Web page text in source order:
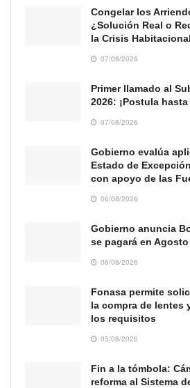
Congelar los
¿Solución Real o
la Crisis
07/08/2026
Primer llamado al
2026: ¡Postula hasta
07/08/2026
Gobierno evalúa
Estado de
con apoyo de las
06/08/2026
Gobierno anuncia
se pagará en Agosto
06/08/2026
Fonasa permite
la compra de lentes
los requisitos
05/08/2026
Fin a la tómbola:
reforma al Sistema